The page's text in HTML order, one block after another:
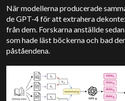
När modellerna producerade
de GPT-4 för att extrahera
från dem. Forskarna anställde
som hade läst böckerna och bad
påståendena.